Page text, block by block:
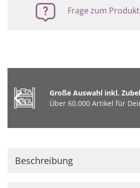
Frage zum
Große Auswahl inkl.
Über 60.000 Artikel für
Beschreibung